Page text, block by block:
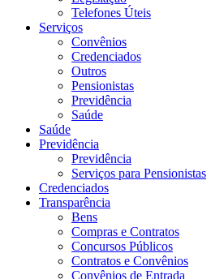
Telefones Úteis
Serviços
Convênios
Credenciados
Outros
Pensionistas
Previdência
Saúde
Saúde
Previdência
Previdência
Serviços para Pensionistas
Credenciados
Transparência
Bens
Compras e Contratos
Concursos Públicos
Contratos e Convênios
Convênios de Entrada